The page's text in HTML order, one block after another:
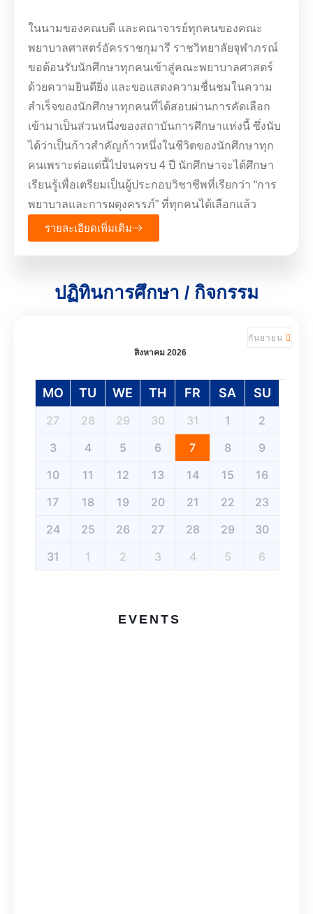
ในนามของคณบดี และคณาจารย์ทุกคนของคณะ
พยาบาลศาสตร์อัครราชกุมารี ราชวิทยาลัยจุฬาภรณ์
ขอต้อนรับนักศึกษาทุกคนเข้าสู่คณะพยาบาลศาสตร์
ด้วยความยินดียิ่ง และขอแสดงความชื่นชมในความ
สำเร็จของนักศึกษาทุกคนที่ได้สอบผ่านการคัดเลือก
เข้ามาเป็นส่วนหนึ่งของสถาบันการศึกษาแห่งนี้ ซึ่งนับ
ได้ว่าเป็นก้าวสำคัญก้าวหนึ่งในชีวิตของนักศึกษาทุก
คนเพราะต่อแต่นี้ไปจนครบ 4 ปี นักศึกษาจะได้ศึกษา
เรียนรู้เพื่อเตรียมเป็นผู้ประกอบวิชาชีพที่เรียกว่า “การ
พยาบาลและการผดุงครรภ์” ที่ทุกคนได้เลือกแล้ว
รายละเอียดเพิ่มเติม
ปฏิทินการศึกษา / กิจกรรม
สิงหาคม 2026
กันยายน
MO TU WE TH FR SA SU
27 28 29 30 31 1
2
3
4 5 6 7 8
9
10
11 12 13 14 15
16
17
18 19 20 21 22
23
24
25 26 27 28 29
30
31
1 2 3 4 5 6
EVENTS